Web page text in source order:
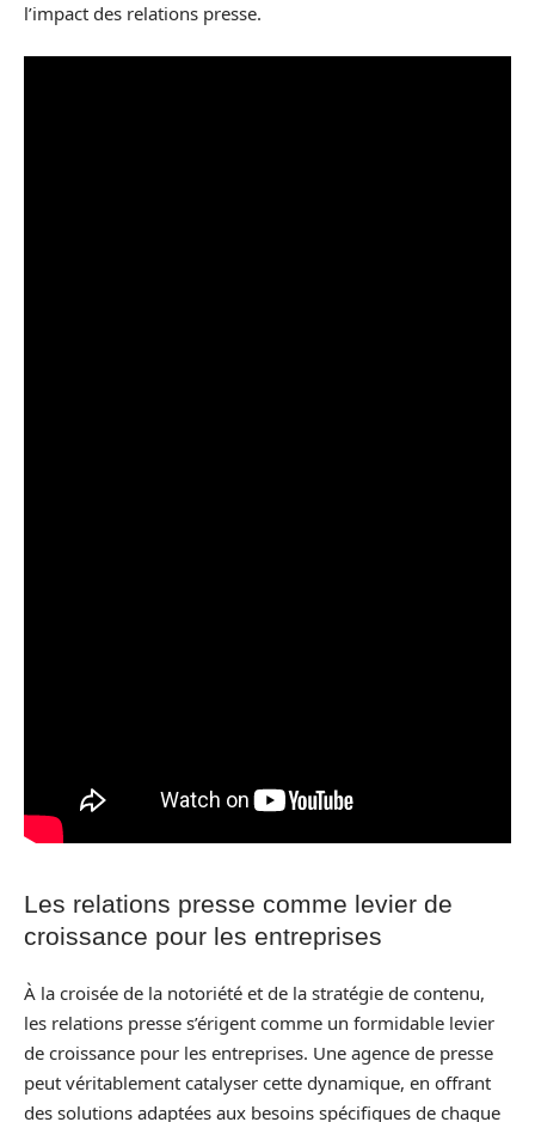
l’impact des relations presse.
Les relations presse comme levier de
croissance pour les entreprises
À la croisée de la notoriété et de la stratégie de contenu,
les relations presse s’érigent comme un formidable levier
de croissance pour les entreprises. Une agence de presse
peut véritablement catalyser cette dynamique, en offrant
des solutions adaptées aux besoins spécifiques de chaque